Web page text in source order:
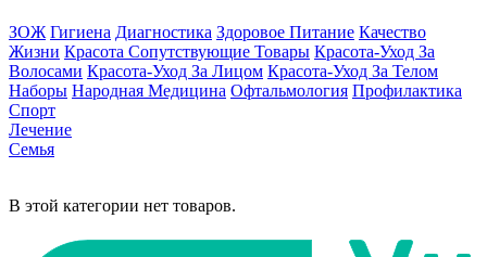
ЗОЖ Гигиена Диагностика Здоровое Питание Качество
Жизни Красота Сопутствующие Товары Красота-Уход За
Волосами Красота-Уход За Лицом Красота-Уход За Телом
Наборы Народная Медицина Офтальмология Профилактика
Спорт
Лечение
Семья
В этой категории нет товаров.